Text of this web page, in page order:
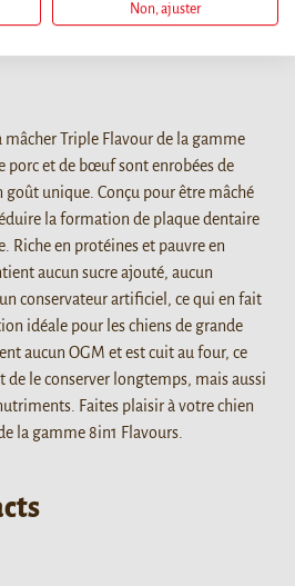
mâcher Triple Flavour de la gamme
porc et de bœuf sont enrobées de
unique. Conçu pour être mâché
la formation de plaque dentaire
Riche en protéines et pauvre en
aucun sucre ajouté, aucun
conservateur artificiel, ce qui en fait
idéale pour les chiens de grande
aucun OGM et est cuit au four, ce
le conserver longtemps, mais aussi
Faites plaisir à votre chien
la gamme 8in1 Flavours.
Non, ajuster